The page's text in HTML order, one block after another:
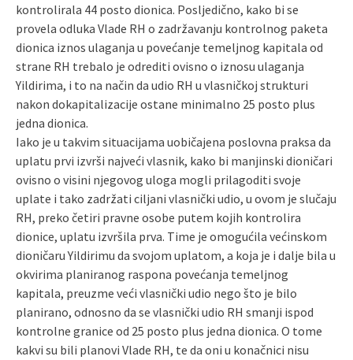
kontrolirala 44 posto dionica. Posljedično, kako bi se
provela odluka Vlade RH o zadržavanju kontrolnog paketa
dionica iznos ulaganja u povećanje temeljnog kapitala od
strane RH trebalo je odrediti ovisno o iznosu ulaganja
Yildirima, i to na način da udio RH u vlasničkoj strukturi
nakon dokapitalizacije ostane minimalno 25 posto plus
jedna dionica.
Iako je u takvim situacijama uobičajena poslovna praksa da
uplatu prvi izvrši najveći vlasnik, kako bi manjinski dioničari
ovisno o visini njegovog uloga mogli prilagoditi svoje
uplate i tako zadržati ciljani vlasnički udio, u ovom je slučaju
RH, preko četiri pravne osobe putem kojih kontrolira
dionice, uplatu izvršila prva. Time je omogućila većinskom
dioničaru Yildirimu da svojom uplatom, a koja je i dalje bila u
okvirima planiranog raspona povećanja temeljnog
kapitala, preuzme veći vlasnički udio nego što je bilo
planirano, odnosno da se vlasnički udio RH smanji ispod
kontrolne granice od 25 posto plus jedna dionica. O tome
kakvi su bili planovi Vlade RH, te da oni u konačnici nisu